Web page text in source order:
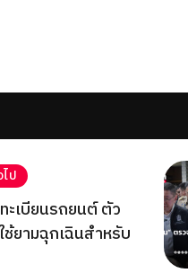
ป
ะเบียนรถยนต์ ตัว
ช้ยามฉุกเฉินสำหรับ